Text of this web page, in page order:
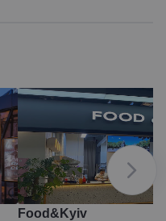
Food&Kyiv